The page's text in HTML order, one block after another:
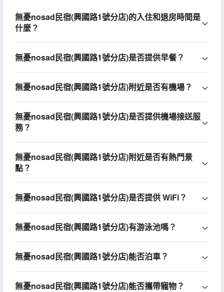
無憂nosad民宿(興國路1號分店)的入住和退房時間是
什麼？
無憂nosad民宿(興國路1號分店)是否提供早餐？
無憂nosad民宿(興國路1號分店)附近是否有機場？
無憂nosad民宿(興國路1號分店)是否提供機場接送服
務？
無憂nosad民宿(興國路1號分店)附近是否有熱門景
點？
無憂nosad民宿(興國路1號分店)是否提供 WiFi？
無憂nosad民宿(興國路1號分店)有游泳池嗎？
無憂nosad民宿(興國路1號分店)能否泊車？
無憂nosad民宿(興國路1號分店)能否攜帶寵物？